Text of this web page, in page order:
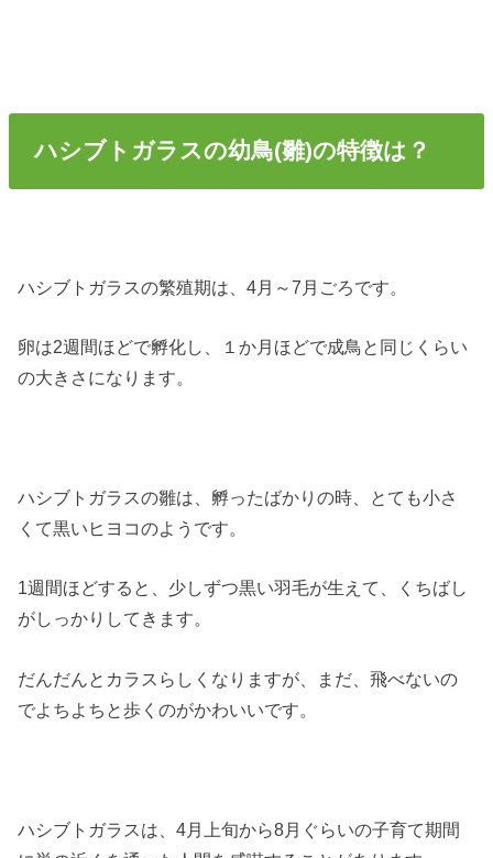
ハシブトガラスの幼鳥(雛)の特徴は？
ハシブトガラスの繁殖期は、4月～7月ごろです。
卵は2週間ほどで孵化し、１か月ほどで成鳥と同じくらい
の大きさになります。
ハシブトガラスの雛は、孵ったばかりの時、とても小さ
くて黒いヒヨコのようです。
1週間ほどすると、少しずつ黒い羽毛が生えて、くちばし
がしっかりしてきます。
だんだんとカラスらしくなりますが、まだ、飛べないの
でよちよちと歩くのがかわいいです。
ハシブトガラスは、4月上旬から8月ぐらいの子育て期間